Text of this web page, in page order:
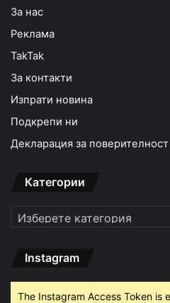
За нас
Реклама
TakTak
За контакти
Изпрати новина
Подкрепи ни
Декларация за поверителност
Категории
Категории
Instagram
The Instagram Access Token is